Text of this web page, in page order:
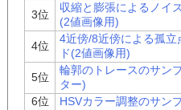
3位
収縮と膨張によるノイ
(2値画像用)
4位
4近傍/8近傍による孤立
ド(2値画像用)
5位
輪郭のトレースのサン
ター)
6位
HSVカラー調整のサン